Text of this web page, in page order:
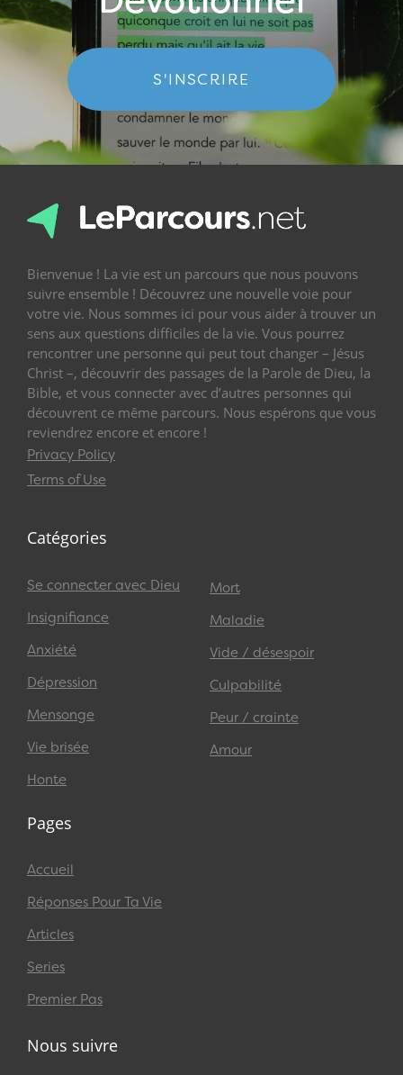
S'INSCRIRE
Bienvenue ! La vie est un parcours que nous pouvons
suivre ensemble ! Découvrez une nouvelle voie pour
votre vie. Nous sommes ici pour vous aider à trouver un
sens aux questions difficiles de la vie. Vous pourrez
rencontrer une personne qui peut tout changer – Jésus
Christ –, découvrir des passages de la Parole de Dieu, la
Bible, et vous connecter avec d’autres personnes qui
découvrent ce même parcours. Nous espérons que vous
reviendrez encore et encore !
Privacy Policy
Terms of Use
Catégories
Se connecter avec Dieu
Insignifiance
Anxiété
Dépression
Mensonge
Vie brisée
Honte
Mort
Maladie
Vide / désespoir
Culpabilité
Peur / crainte
Amour
Pages
Accueil
Réponses Pour Ta Vie
Articles
Series
Premier Pas
Nous suivre